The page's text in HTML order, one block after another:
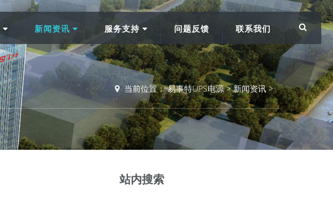
新闻资讯 服务支持 问题反馈 联系我们
当前位置：易事特UPS电源>新闻资讯>
站内搜索